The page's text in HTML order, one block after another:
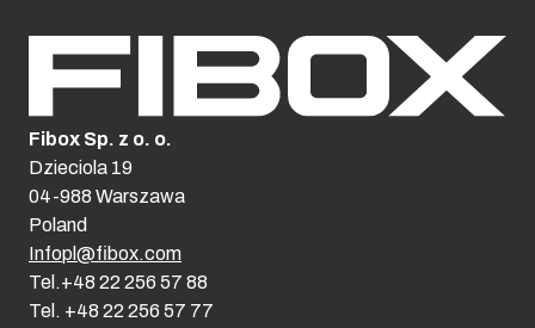
Fibox Sp. z o. o.
Dzieciola 19
04-988 Warszawa
Poland
Infopl@fibox.com
Tel.+48 22 256 57 88
Tel. +48 22 256 57 77